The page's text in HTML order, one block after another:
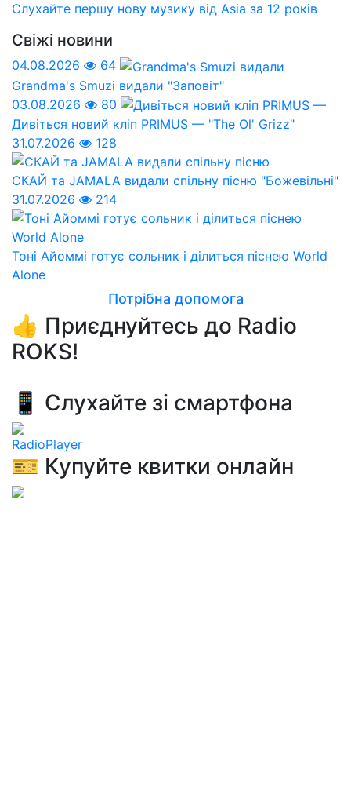
Слухайте першу нову музику від Asia за 12 років
Свіжі новини
04.08.2026
64
Grandma's Smuzi видали "Заповіт"
03.08.2026
80
Дивіться новий кліп PRIMUS — "The Ol' Grizz"
31.07.2026
128
СКАЙ та JAMALA видали спільну пісню "Божевільні"
31.07.2026
214
Тоні Айоммі готує сольник і ділиться піснею World
Alone
Потрібна допомога
👍 Приєднуйтесь до Radio
ROKS!
📱 Слухайте зі смартфона
RadioPlayer
🎫 Купуйте квитки онлайн